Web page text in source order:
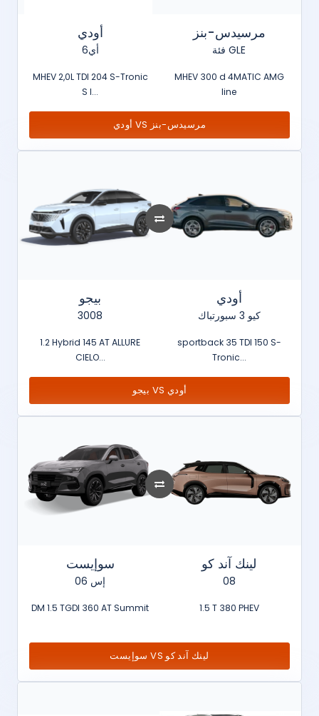
أودي
أي6
MHEV 2,0L TDI 204 S-Tronic
S l...
مرسيدس-بنز
فئة GLE
MHEV 300 d 4MATIC AMG
line
أودي VS مرسيدس-بنز
بيجو
3008
1.2 Hybrid 145 AT ALLURE
CIELO...
أودي
كيو 3 سبورتباك
sportback 35 TDI 150 S-
Tronic...
بيجو VS أودي
سوإيست
إس 06
DM 1.5 TGDI 360 AT Summit
لينك آند كو
08
1.5 T 380 PHEV
سوإيست VS لينك آند كو